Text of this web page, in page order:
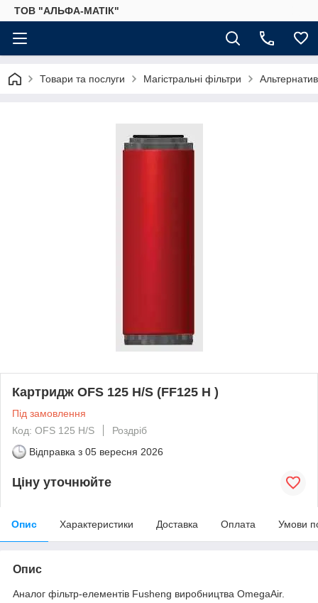
ТОВ "АЛЬФА-МАТІК"
Товари та послуги Магістральні фільтри
Картридж OFS 125 H/S (FF125 H )
Під замовлення
Код: OFS 125 H/S
Роздріб
Відправка з 05 вересня 2026
Ціну уточнюйте
Опис Характеристики Доставка Оплата Умови
Опис
Аналог фільтр-елементів Fusheng виробництва OmegaAir.